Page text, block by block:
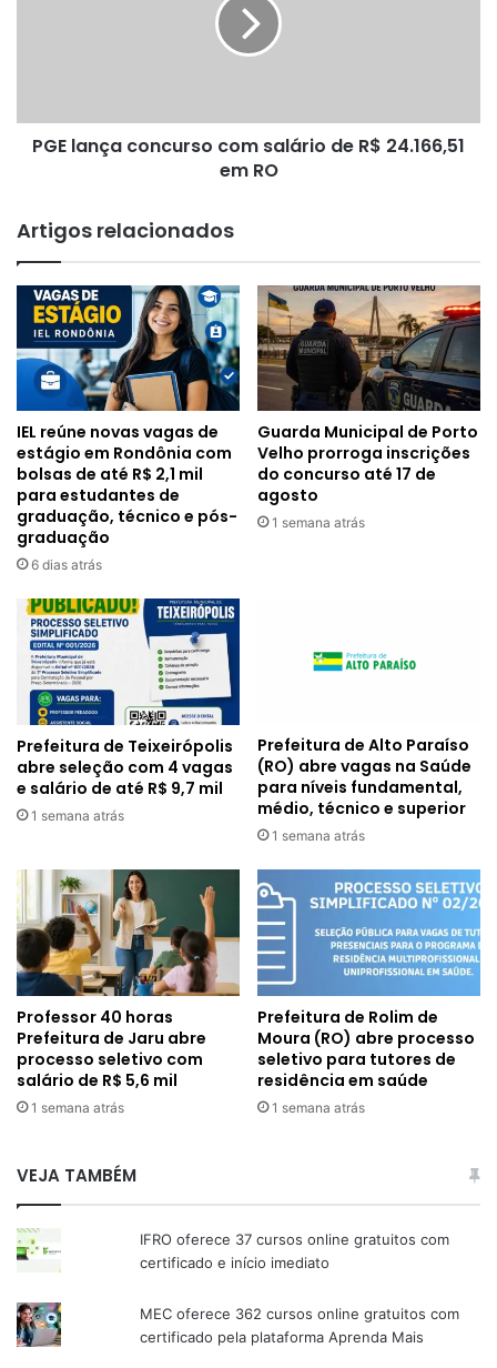
em
ROPGE lança concurso com salário de R$ 24.166,51
em RO
Artigos relacionados
IEL reúne novas vagas de
estágio em Rondônia com
bolsas de até R$ 2,1 mil
para estudantes de
graduação, técnico e pós-
graduação
6 dias atrás
Guarda Municipal de Porto
Velho prorroga inscrições
do concurso até 17 de
agosto
1 semana atrás
Prefeitura de Teixeirópolis
abre seleção com 4 vagas
e salário de até R$ 9,7 mil
1 semana atrás
Prefeitura de Alto Paraíso
(RO) abre vagas na Saúde
para níveis fundamental,
médio, técnico e superior
1 semana atrás
Professor 40 horas
Prefeitura de Jaru abre
processo seletivo com
salário de R$ 5,6 mil
1 semana atrás
Prefeitura de Rolim de
Moura (RO) abre processo
seletivo para tutores de
residência em saúde
1 semana atrás
VEJA TAMBÉM
IFRO oferece 37 cursos online gratuitos com
certificado e início imediato
MEC oferece 362 cursos online gratuitos com
certificado pela plataforma Aprenda Mais